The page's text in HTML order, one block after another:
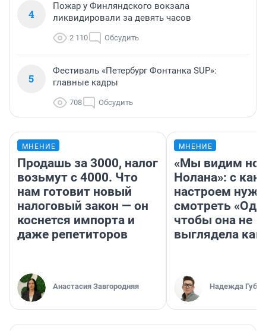
4
Пожар у Финляндского вокзала
ликвидировали за девять часов
2 110 Обсудить
5
Фестиваль «Петербург Фонтанка SUP»:
главные кадры
708 Обсудить
МНЕНИЕ
Продашь за 3000, налог
возьмут с 4000. Что
нам готовит новый
налоговый закон — он
коснется импорта и
даже репетиторов
Анастасия Завгородняя
МНЕНИЕ
«Мы видим
Нолана»: с
настроем
смотреть
чтобы она не
выглядела как
Надежда